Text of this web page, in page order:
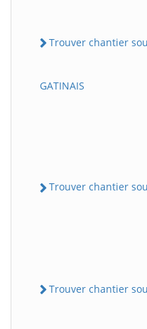
Trouver chantier
GATINAIS
Trouver chantier
Trouver chantier